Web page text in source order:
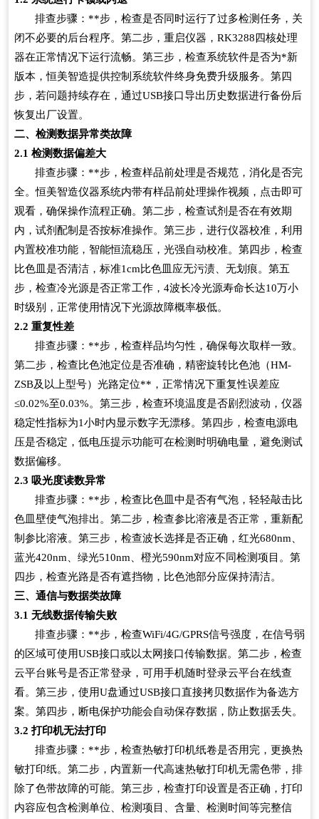
排查步骤：**步，检查是否同时运行了过多检测任务，关
闭不必要的后台程序。第二步，重启仪器，RK3288四核处理
器在正常情况下运行流畅。第三步，检查系统软件是否为*新
版本，恒美智造提供控制系统软件终身免费升级服务。第四
步，若问题持续存在，通过USB接口导出历史数据进行备份后
恢复出厂设置。
二、检测数据异常类故障
2.1 检测数据偏差大
排查步骤：**步，检查样品前处理是否规范，消化是否完
全。恒美智造仪器系统内带有样品前处理操作视频，点击即可
观看，确保操作流程正确。第二步，检查试剂是否在有效期
内，试剂配制是否按标准操作。第三步，进行仪器校准，利用
内置校准功能，智能恒流稳压，光强自动校准。第四步，检查
比色皿是否清洁，标准1cm比色皿应无污渍、无划痕。第五
步，检查冷光源是否正常工作，4波长冷光源寿命长达10万小
时级别，正常使用情况下光源故障概率极低。
2.2 重复性差
排查步骤：**步，检查样品均匀性，确保每次取样一致。
第二步，检查比色池定位是否准确，精密旋转比色池（HM-
ZSB及以上型号）光路定位**，正常情况下重复性误差应
≤0.02%至0.03%。第三步，检查环境温度是否剧烈波动，仪器
稳定性指标为1小时内显示数字无漂移。第四步，检查电源电
压是否稳定，低电压提示功能可在检测时明确电量，避免测试
数据偏移。
2.3 吸光度读数异常
排查步骤：**步，检查比色皿中是否有气泡，轻轻敲击比
色皿壁使气泡排出。第二步，检查参比溶液是否正常，重新配
制参比溶液。第三步，检查波长选择是否正确，红光680nm、
蓝光420nm、绿光510nm、橙光590nm对应不同检测项目。第
四步，检查光路是否有遮挡物，比色池部分应保持清洁。
三、通信与数据类故障
3.1 无线数据传输失败
排查步骤：**步，检查WiFi/4G/GPRS信号强度，在信号弱
的区域可使用USB接口或以太网接口传输数据。第二步，检查
云平台账号是否正常登录，可用手机随时登录云平台在线查
看。第三步，使用U盘通过USB接口直接拷贝数据作为备选方
案。第四步，断电保护功能会自动保存数据，防止数据丢失。
3.2打印机无法打印
排查步骤：**步，检查热敏打印机纸卷是否用完，更换热
敏打印纸。第二步，内置新一代高速热敏打印机无需色带，排
除了色带故障的可能。第三步，检查打印设置是否正确，打印
内容应包含检测单位、检测项目、含量、检测时间等完整信